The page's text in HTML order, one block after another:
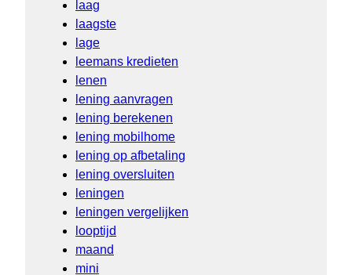
laag
laagste
lage
leemans kredieten
lenen
lening aanvragen
lening berekenen
lening mobilhome
lening op afbetaling
lening oversluiten
leningen
leningen vergelijken
looptijd
maand
mini